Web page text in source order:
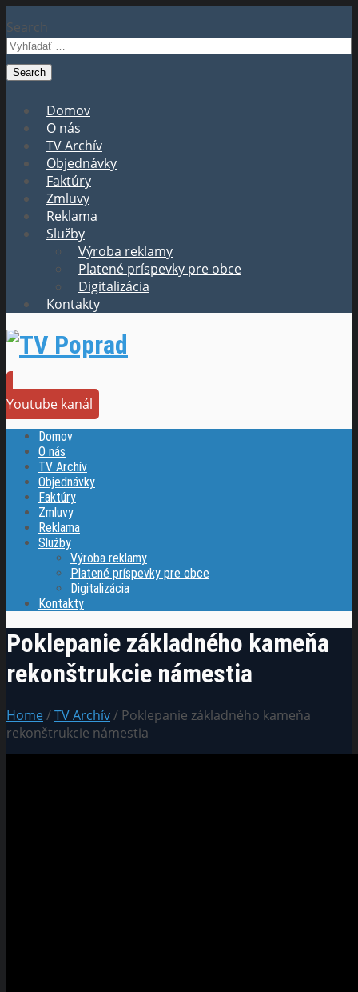
Search
Domov
O nás
TV Archív
Objednávky
Faktúry
Zmluvy
Reklama
Služby
Výroba reklamy
Platené príspevky pre obce
Digitalizácia
Kontakty
Youtube kanál
Domov
O nás
TV Archív
Objednávky
Faktúry
Zmluvy
Reklama
Služby
Výroba reklamy
Platené príspevky pre obce
Digitalizácia
Kontakty
Poklepanie základného kameňa
rekonštrukcie námestia
Home/TV Archív/ Poklepanie základného kameňa
rekonštrukcie námestia